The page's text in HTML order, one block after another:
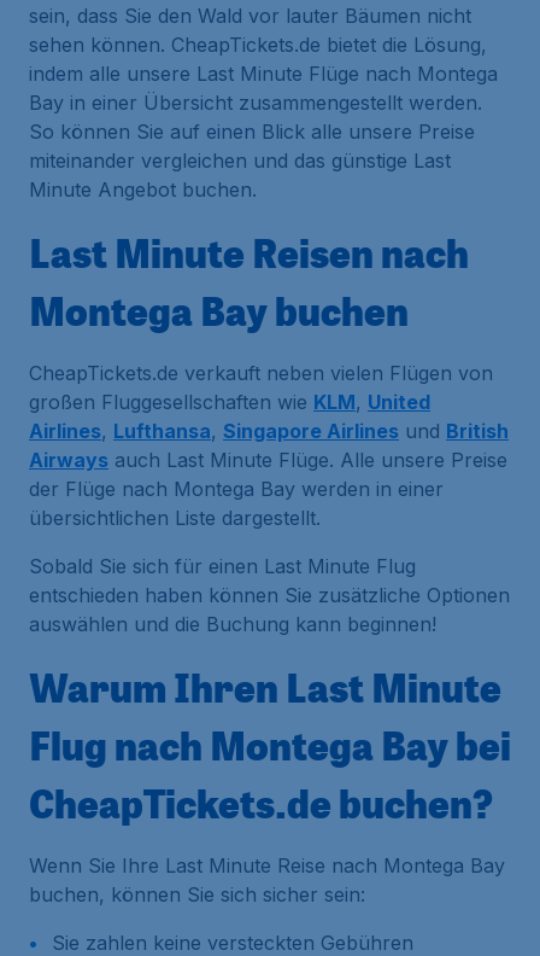
sein, dass Sie den Wald vor lauter Bäumen nicht
sehen können. CheapTickets.de bietet die Lösung,
indem alle unsere Last Minute Flüge nach Montega
Bay in einer Übersicht zusammengestellt werden.
So können Sie auf einen Blick alle unsere Preise
miteinander vergleichen und das günstige Last
Minute Angebot buchen.
Last Minute Reisen nach
Montega Bay buchen
CheapTickets.de verkauft neben vielen Flügen von
großen Fluggesellschaften wie KLM, United
Airlines, Lufthansa, Singapore Airlines und British
Airways auch Last Minute Flüge. Alle unsere Preise
der Flüge nach Montega Bay werden in einer
übersichtlichen Liste dargestellt.
Sobald Sie sich für einen Last Minute Flug
entschieden haben können Sie zusätzliche Optionen
auswählen und die Buchung kann beginnen!
Warum Ihren Last Minute
Flug nach Montega Bay bei
CheapTickets.de buchen?
Wenn Sie Ihre Last Minute Reise nach Montega Bay
buchen, können Sie sich sicher sein:
Sie zahlen keine versteckten Gebühren